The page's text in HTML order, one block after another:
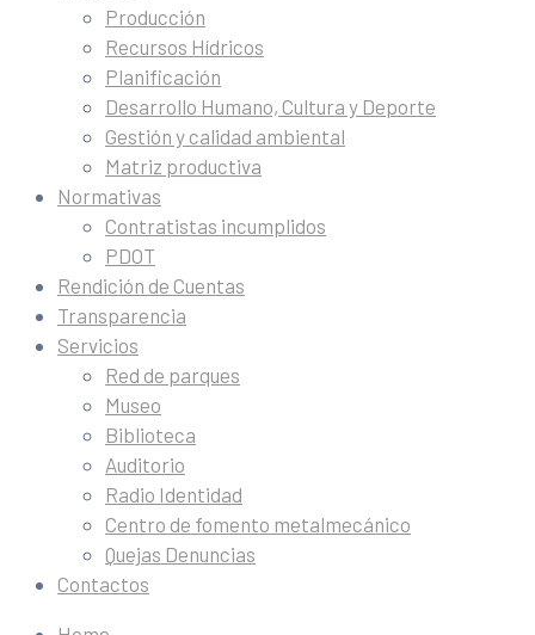
Producción
Recursos Hídricos
Planificación
Desarrollo Humano, Cultura y Deporte
Gestión y calidad ambiental
Matriz productiva
Normativas
Contratistas incumplidos
PDOT
Rendición de Cuentas
Transparencia
Servicios
Red de parques
Museo
Biblioteca
Auditorio
Radio Identidad
Centro de fomento metalmecánico
Quejas Denuncias
Contactos